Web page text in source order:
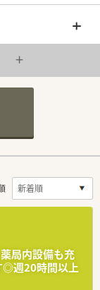
薬局内設備も充
◎週20時間以上